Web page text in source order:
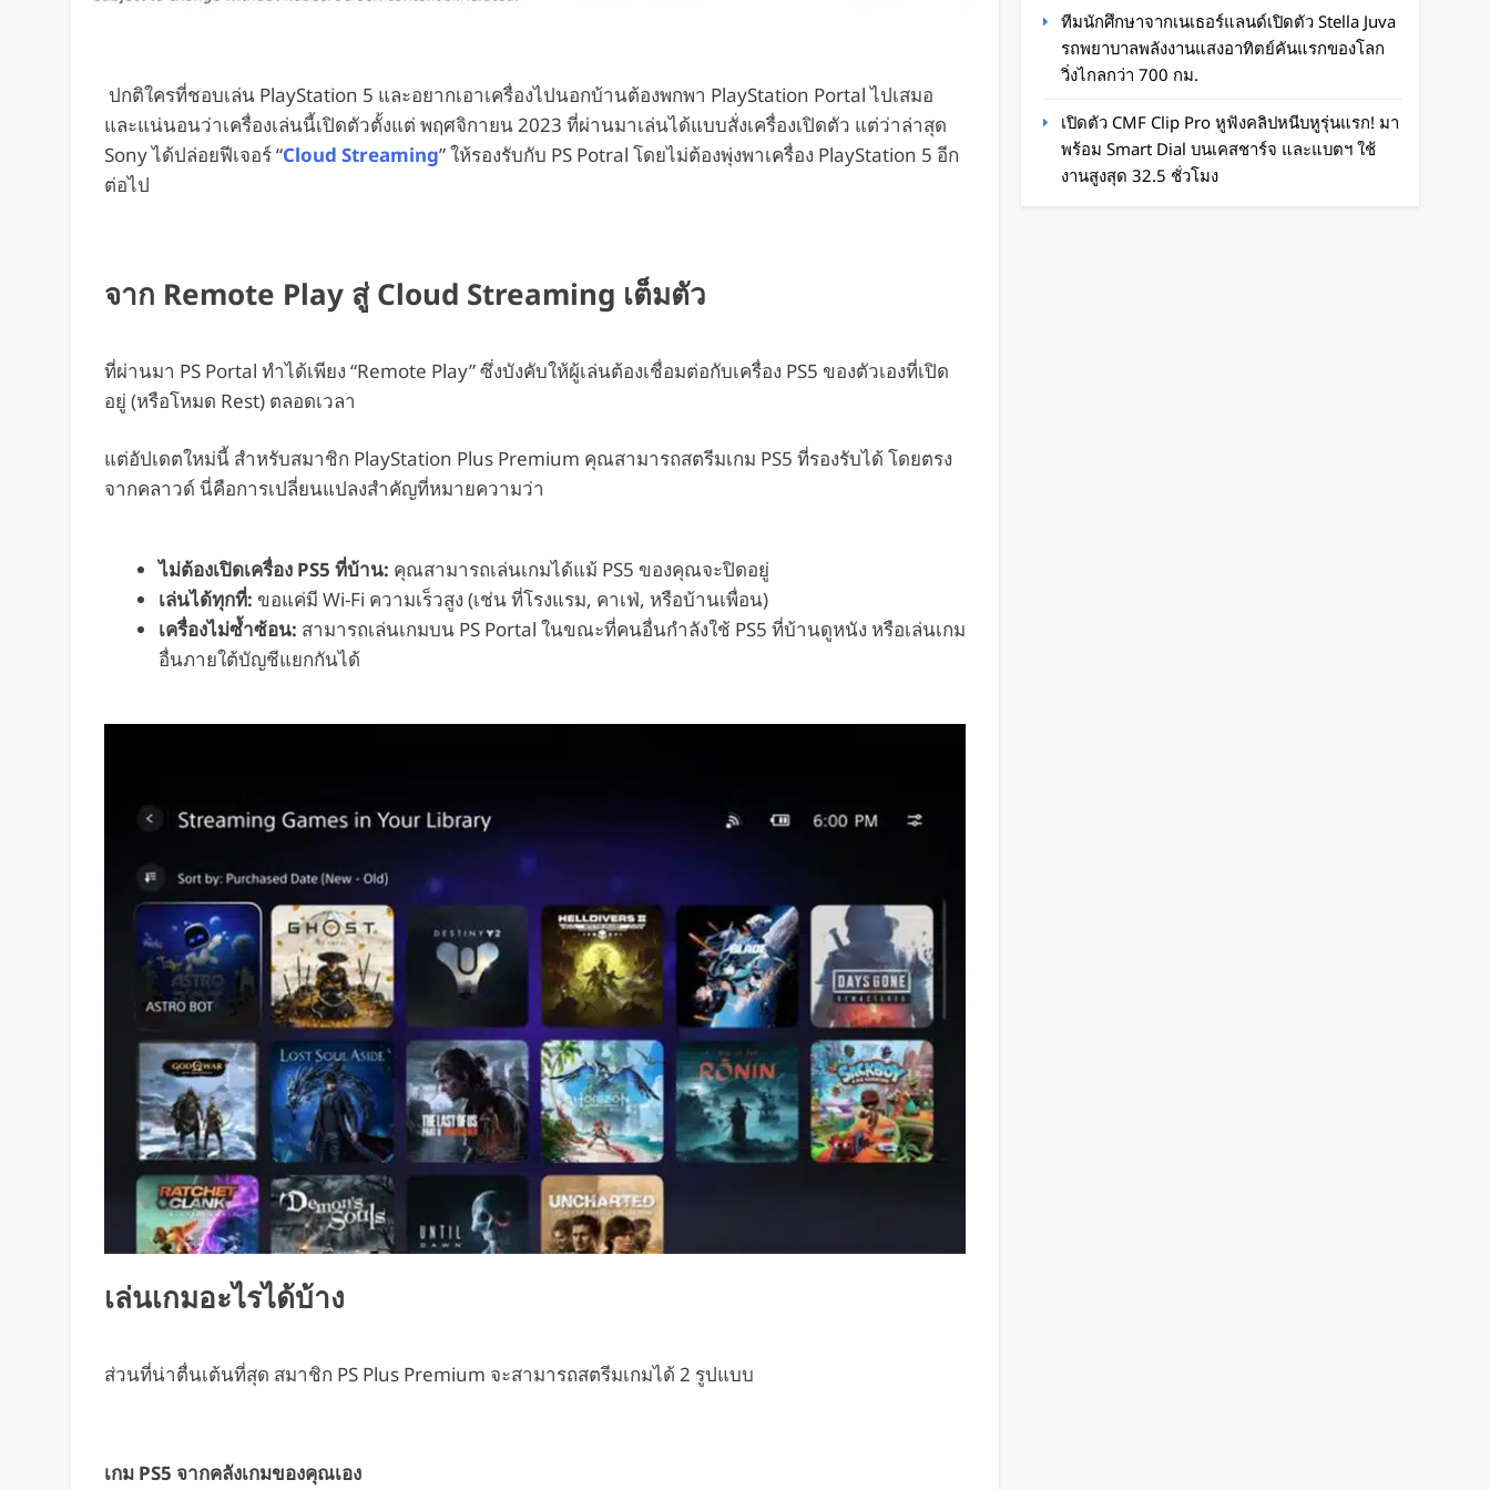
ปกติใครที่ชอบเล่น PlayStation 5 และอยากเอาเครื่องไปนอกบ้านต้องพกพา PlayStation Portal ไปเสมอ
และแน่นอนว่าเครื่องเล่นนี้เปิดตัวตั้งแต่ พฤศจิกายน 2023 ที่ผ่านมาเล่นได้แบบสั่งเครื่องเปิดตัว แต่ว่าล่าสุด
Sony ได้ปล่อยฟีเจอร์ “Cloud Streaming” ให้รองรับกับ PS Potral โดยไม่ต้องพุ่งพาเครื่อง PlayStation 5 อีก
ต่อไป
จาก Remote Play สู่ Cloud Streaming เต็มตัว
ที่ผ่านมา PS Portal ทำได้เพียง “Remote Play” ซึ่งบังคับให้ผู้เล่นต้องเชื่อมต่อกับเครื่อง PS5 ของตัวเองที่เปิด
อยู่ (หรือโหมด Rest) ตลอดเวลา
แต่อัปเดตใหม่นี้ สำหรับสมาชิก PlayStation Plus Premium คุณสามารถสตรีมเกม PS5 ที่รองรับได้ โดยตรง
จากคลาวด์ นี่คือการเปลี่ยนแปลงสำคัญที่หมายความว่า
ไม่ต้องเปิดเครื่อง PS5 ที่บ้าน: คุณสามารถเล่นเกมได้แม้ PS5 ของคุณจะปิดอยู่
เล่นได้ทุกที่: ขอแค่มี Wi-Fi ความเร็วสูง (เช่น ที่โรงแรม, คาเฟ่, หรือบ้านเพื่อน)
เครื่องไม่ซ้ำซ้อน: สามารถเล่นเกมบน PS Portal ในขณะที่คนอื่นกำลังใช้ PS5 ที่บ้านดูหนัง หรือเล่นเกม
อื่นภายใต้บัญชีแยกกันได้
เล่นเกมอะไรได้บ้าง
ส่วนที่น่าตื่นเต้นที่สุด สมาชิก PS Plus Premium จะสามารถสตรีมเกมได้ 2 รูปแบบ
เกม PS5 จากคลังเกมของคุณเอง
ทีมนักศึกษาจากเนเธอร์แลนด์เปิดตัว Stella Juva
รถพยาบาลพลังงานแสงอาทิตย์คันแรกของโลก
วิ่งไกลกว่า 700 กม.
เปิดตัว CMF Clip Pro หูฟังคลิปหนีบหูรุ่นแรก! มา
พร้อม Smart Dial บนเคสชาร์จ และแบตฯ ใช้
งานสูงสุด 32.5 ชั่วโมง